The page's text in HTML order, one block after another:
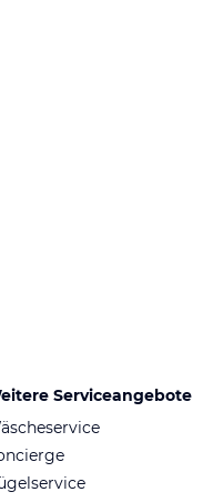
Serviceangebote